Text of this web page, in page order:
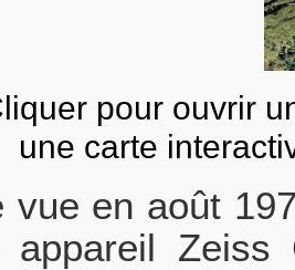
pour ouvrir
une carte
vue en août
appareil Zeiss